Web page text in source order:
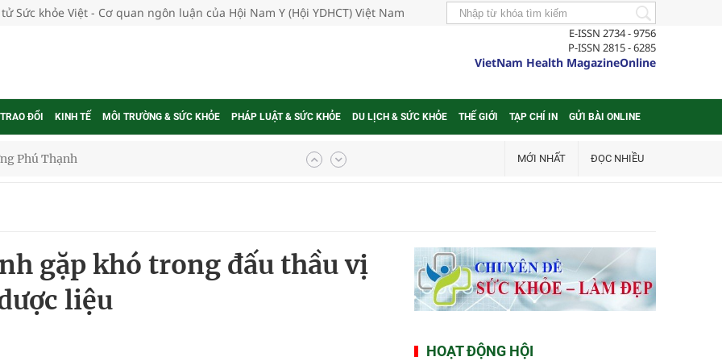
Sức khỏe Việt - Cơ quan ngôn luận của Hội Nam Y (Hội YDHCT) Việt Nam
E-ISSN 2734 - 9756
P-ISSN 2815 - 6285
VietNam Health MagazineOnline
ĐỔI KINH TẾ MÔI TRƯỜNG & SỨC KHỎE PHÁP LUẬT & SỨC KHỎE DU LỊCH & SỨC KHỎE THẾ GIỚI TẠP CHÍ IN GỬI BÀI ONLINE
phụ nữ mỗi năm
nhiệt độ cao nhất 35 độ
khám sàng lọc cho người dân
MỚI NHẤT ĐỌC NHIỀU
gặp khó trong đấu thầu vị
liệu
HOẠT ĐỘNG HỘI